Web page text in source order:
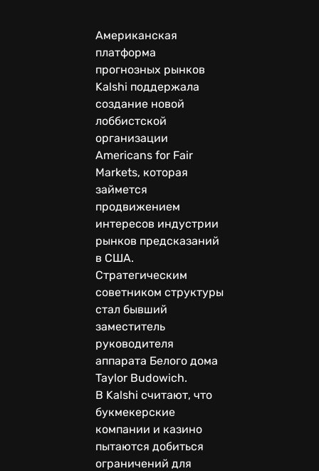
Американская
платформа
прогнозных рынков
Kalshi поддержала
создание новой
лоббистской
организации
Americans for Fair
Markets, которая
займется
продвижением
интересов индустрии
рынков предсказаний
в США.
Стратегическим
советником структуры
стал бывший
заместитель
руководителя
аппарата Белого дома
Taylor Budowich.
В Kalshi считают, что
букмекерские
компании и казино
пытаются добиться
ограничений для